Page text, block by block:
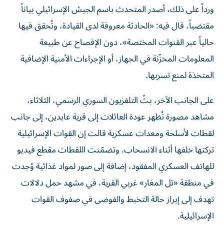
ورداً على ذلك، أصدر المتحدث باسم الجيش الإسرائيلي بياناً
مقتضباً، قال فيه: «الحادثة معروفة لدى القيادة، وتُحقق فيها
حالياً عبر القنوات المختصة»، دون الإفصاح عن طبيعة
المعلومات المخزّنة في الجهاز، أو الإجراءات الأمنية الإضافية
المتخذة لمنع تسربها.
على الجانب الآخر، بثّ التلفزيون السوري الرسمي، الثلاثاء،
مشاهد مصورة تُظهر عودة العائلات إلى قرية عابدين، إلى جانب
لقطات لأسلحة ومعدات عسكرية قالت إن القوات الإسرائيلية
تركتها خلفها أثناء الانسحاب. وتضمّنت اللقطات مقطع فيديو
للهاتف العسكري المفقود، إضافة إلى صور لمواد غذائية وُجدت
في منطقة «تل المغار» غربي القرية، في مشهد حمل دلالات
تهدف إلى إبراز حالة التخبط والفوضى في صفوف القوات
الإسرائيلية.